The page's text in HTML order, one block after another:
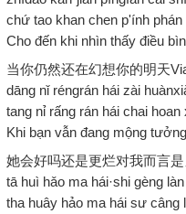
chứ tao khan chen p'ính
Cho đến khi nhìn thấy điều
当你仍然还在幻想你的明天
dāng nǐ réngrán hái zài
tang nỉ rấng rán hái chai
Khi bạn vẫn đang mộng
她会好吗还是更烂对我而言
tā huì hǎo ma hái·shi gèng
tha huây hảo ma hái sư câng